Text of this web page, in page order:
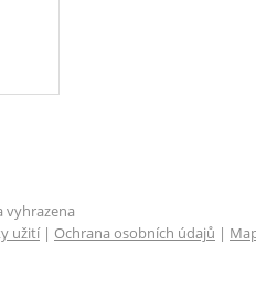
vyhrazena
užití| Ochrana osobních údajů |